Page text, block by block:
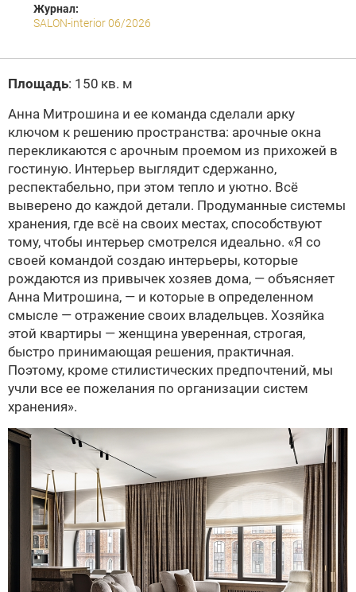
Журнал:
SALON-interior 06/2026
Площадь: 150 кв. м
Анна Митрошина и ее команда сделали арку
ключом к решению пространства: арочные окна
перекликаются с арочным проемом из прихожей в
гостиную. Интерьер выглядит сдержанно,
респектабельно, при этом тепло и уютно. Всё
выверено до каждой детали. Продуманные системы
хранения, где всё на своих местах, способствуют
тому, чтобы интерьер смотрелся идеально. «Я со
своей командой создаю интерьеры, которые
рождаются из привычек хозяев дома, — объясняет
Анна Митрошина, — и которые в определенном
смысле — отражение своих владельцев. Хозяйка
этой квартиры — женщина уверенная, строгая,
быстро принимающая решения, практичная.
Поэтому, кроме стилистических предпочтений, мы
учли все ее пожелания по организации систем
хранения».